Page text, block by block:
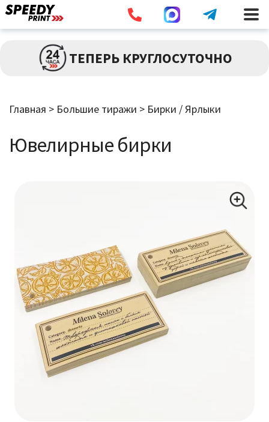
ПЕЧАТЬ
Бирки / Ярлыки
Открытки Со Сгибом
РАСХОДНИКИ
ТЕПЕРЬ КРУГЛОСУТОЧНО
Главная > Большие тиражи > Бирки / Ярлыки
Ювелирные бирки